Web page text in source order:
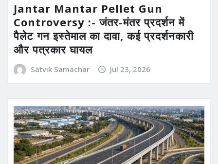
Jantar Mantar Pellet Gun
Controversy :- जंतर-मंतर प्रदर्शन में
पैलेट गन इस्तेमाल का दावा, कई प्रदर्शनकारी
और पत्रकार घायल
Satvik Samachar Jul 23, 2026